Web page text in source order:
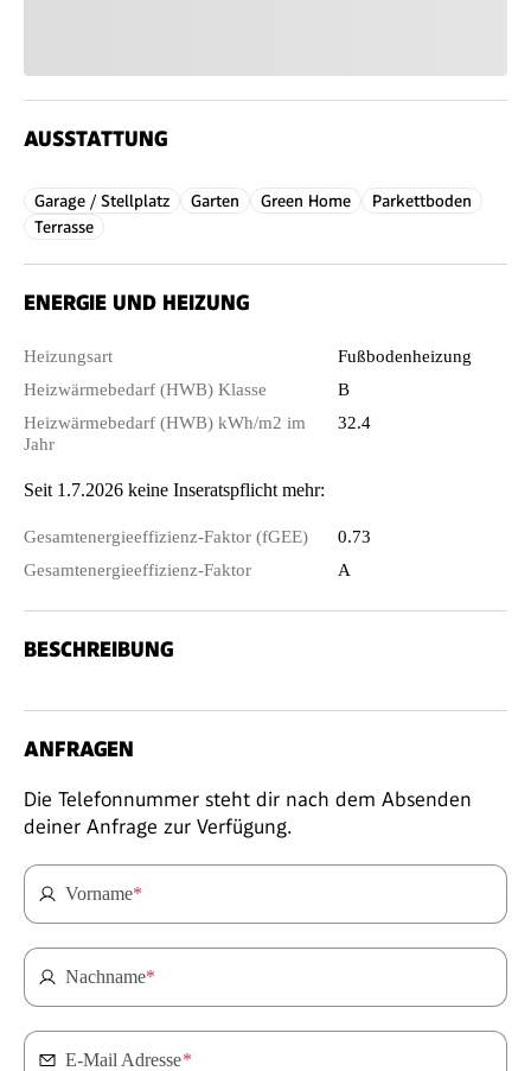
AUSSTATTUNG
Garage / Stellplatz Garten Green Home
Parkettboden
Terrasse
ENERGIE UND HEIZUNG
Heizungsart
Fußbodenheizung
Heizwärmebedarf (HWB) Klasse
B
Heizwärmebedarf (HWB) kWh/m2 im
Jahr
32.4
Seit 1.7.2026 keine Inseratspflicht mehr:
Gesamtenergieeffizienz-Faktor (fGEE)
0.73
Gesamtenergieeffizienz-Faktor
A
BESCHREIBUNG
ANFRAGEN
Die Telefonnummer steht dir nach dem Absenden
deiner Anfrage zur Verfügung.
Vorname*
Nachname*
E-Mail Adresse*